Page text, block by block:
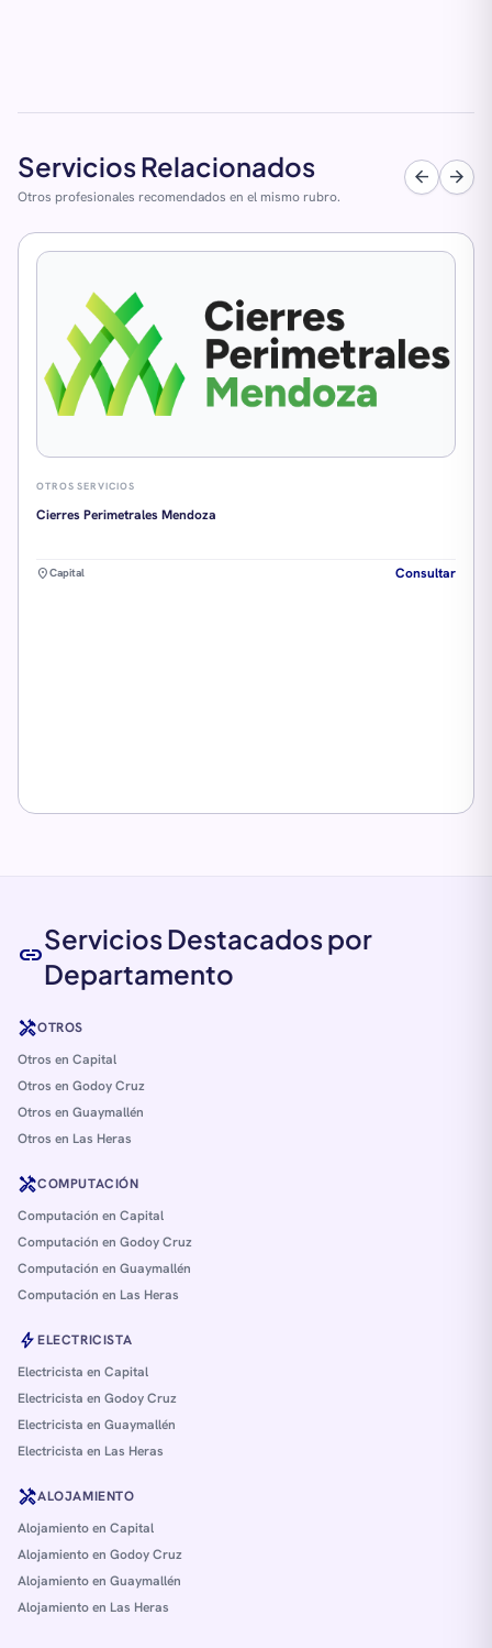
Servicios Relacionados
Otros profesionales recomendados en el mismo rubro.
arrow_back arrow_forward
OTROS SERVICIOS
Cierres Perimetrales Mendoza
location_onCapital Consultar
link
Servicios Destacados por
Departamento
handymanOTROS
Otros en Capital
Otros en Godoy Cruz
Otros en Guaymallén
Otros en Las Heras
handymanCOMPUTACIÓN
Computación en Capital
Computación en Godoy Cruz
Computación en Guaymallén
Computación en Las Heras
boltELECTRICISTA
Electricista en Capital
Electricista en Godoy Cruz
Electricista en Guaymallén
Electricista en Las Heras
handymanALOJAMIENTO
Alojamiento en Capital
Alojamiento en Godoy Cruz
Alojamiento en Guaymallén
Alojamiento en Las Heras